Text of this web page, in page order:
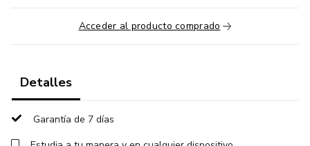
Acceder al producto comprado
Detalles
Garantía de 7 días